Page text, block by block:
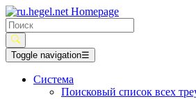
Toggle navigation☰
Система
Поисковый список всех